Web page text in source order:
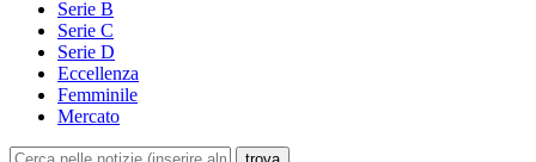
Serie B
Serie C
Serie D
Eccellenza
Femminile
Mercato